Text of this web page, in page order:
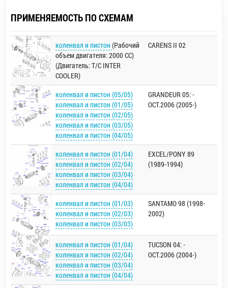
ПРИМЕНЯЕМОСТЬ ПО СХЕМАМ
коленвал и пистон (Рабочий
объем двигателя: 2000 CC)
(Двигатель: T/C INTER
COOLER)
CARENS II 02
коленвал и пистон (05/05)
коленвал и пистон (01/05)
коленвал и пистон (02/05)
коленвал и пистон (03/05)
коленвал и пистон (04/05)
GRANDEUR 05: -
OCT.2006 (2005-)
коленвал и пистон (01/04)
коленвал и пистон (02/04)
коленвал и пистон (03/04)
коленвал и пистон (04/04)
EXCEL/PONY 89
(1989-1994)
коленвал и пистон (01/03)
коленвал и пистон (02/03)
коленвал и пистон (03/03)
SANTAMO 98 (1998-
2002)
коленвал и пистон (01/04)
коленвал и пистон (02/04)
коленвал и пистон (03/04)
коленвал и пистон (04/04)
TUCSON 04: -
OCT.2006 (2004-)